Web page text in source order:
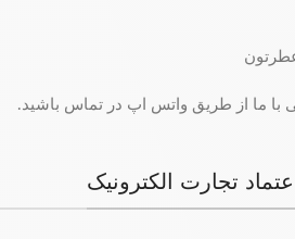
با ما از طریق واتس اپ در تماس باشید.
تجارت الکترونیک